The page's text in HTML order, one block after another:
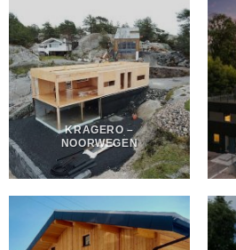
KRAGERO –
NOORWEGEN